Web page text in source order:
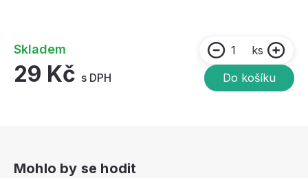
Skladem
29 Kč s DPH
ks
Do košíku
Mohlo by se hodit